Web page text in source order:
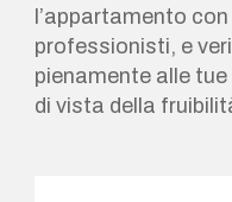
l’appartamento
professionisti, e
pienamente alle
di vista della